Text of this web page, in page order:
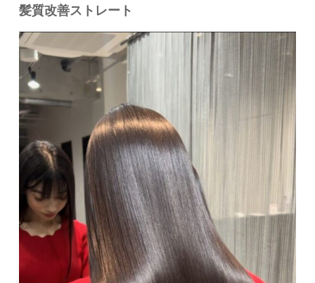
髪質改善ストレート